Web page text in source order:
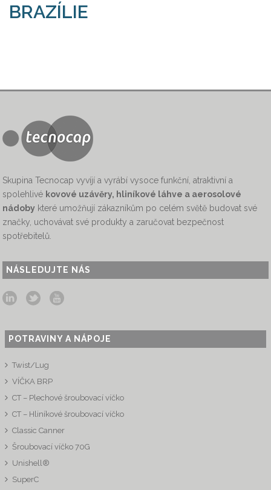
BRAZÍLIE
Skupina Tecnocap vyvíjí a vyrábí vysoce funkční, atraktivní a
spolehlivé kovové uzávěry, hliníkové láhve a aerosolové
nádoby které umožňují zákazníkům po celém světě budovat své
značky, uchovávat své produkty a zaručovat bezpečnost
spotřebitelů.
NÁSLEDUJTE NÁS
POTRAVINY A NÁPOJE
Twist/Lug
VÍČKA BRP
CT – Plechové šroubovací víčko
CT – Hliníkové šroubovací víčko
Classic Canner
Šroubovací víčko 70G
Unishell®
SuperC